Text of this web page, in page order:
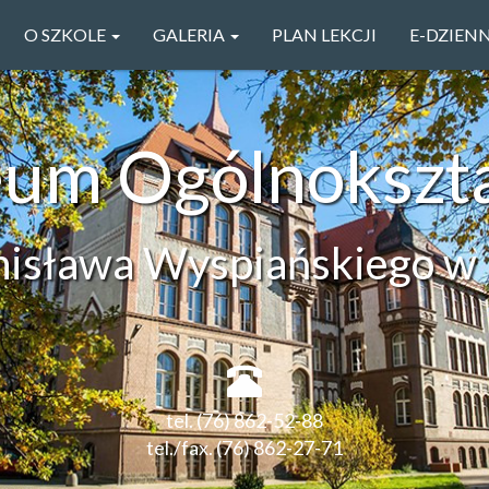
O SZKOLE GALERIA PLAN LEKCJI E-
Wyspiańskiego w
tel. (76) 862-52-88
tel./fax. (76) 862-27-71